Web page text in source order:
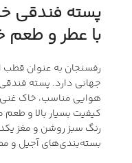
پسته فندقی
با عطر و
رفسنجان به عنوان قطب
جهانی دارد. پسته
هوایی مناسب، خاک غنی
کیفیت بسیار بالا و
رنگ سبز روشن و مغز
بسته‌بندی‌های آجیل و